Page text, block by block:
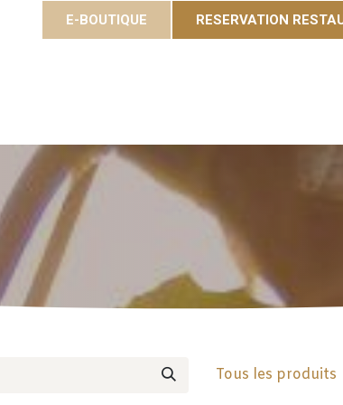
E-BOUTIQUE RESERVATION
Tous les produits